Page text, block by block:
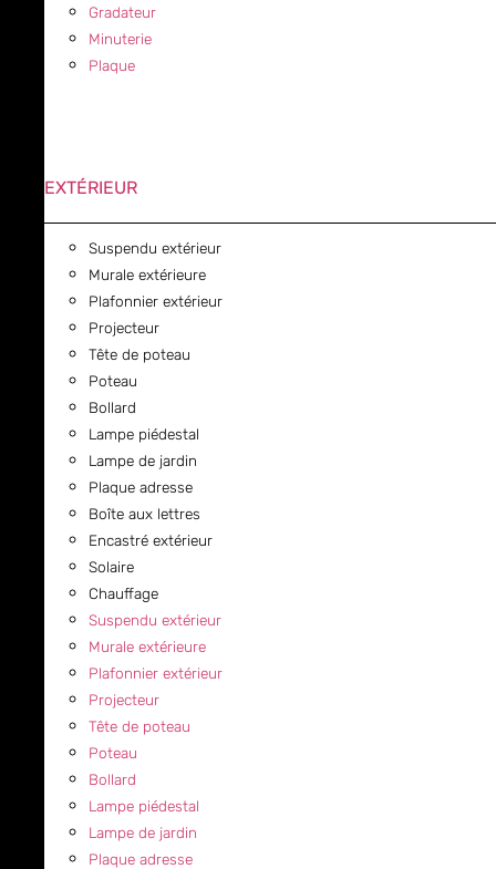
Gradateur
Minuterie
Plaque
EXTÉRIEUR
Suspendu extérieur
Murale extérieure
Plafonnier extérieur
Projecteur
Tête de poteau
Poteau
Bollard
Lampe piédestal
Lampe de jardin
Plaque adresse
Boîte aux lettres
Encastré extérieur
Solaire
Chauffage
Suspendu extérieur
Murale extérieure
Plafonnier extérieur
Projecteur
Tête de poteau
Poteau
Bollard
Lampe piédestal
Lampe de jardin
Plaque adresse